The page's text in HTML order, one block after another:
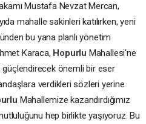
Mustafa Nevzat Mercan,
mahalle sakinleri katılırken, yeni
bu yana planlı yönetim
Karaca, Hopurlu Mahallesi'ne
güçlendirecek önemli bir eser
verdikleri sözleri yerine
Mahallemize kazandırdığımız
hep birlikte yaşıyoruz. Bu